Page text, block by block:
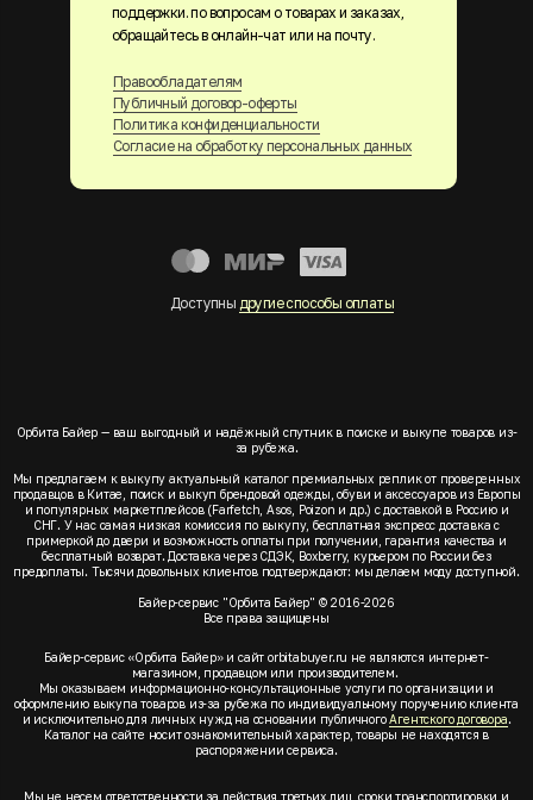
Правообладателям
Публичный договор-оферты
Политика конфиденциальности
Согласие на обработку персональных данных
Доступны другие способы оплаты
поддержки. по вопросам о товарах и заказах,
обращайтесь в онлайн-чат или на почту.
Орбита Байер — ваш выгодный и надёжный спутник в поиске и выкупе товаров из-
за рубежа.
Мы предлагаем к выкупу актуальный каталог премиальных реплик от проверенных
продавцов в Китае, поиск и выкуп брендовой одежды, обуви и аксессуаров из Европы
и популярных маркетплейсов (Farfetch, Asos, Poizon и др.) с доставкой в Россию и
СНГ. У нас самая низкая комиссия по выкупу, бесплатная экспресс доставка с
примеркой до двери и возможность оплаты при получении, гарантия качества и
бесплатный возврат. Доставка через СДЭК, Boxberry, курьером по России без
предоплаты. Тысячи довольных клиентов подтверждают: мы делаем моду доступной.
Байер-сервис "Орбита Байер" © 2016-2026
Все права защищены
Байер-сервис «Орбита Байер» и сайт orbitabuyer.ru не являются интернет-
магазином, продавцом или производителем.
Мы оказываем информационно-консультационные услуги по организации и
оформлению выкупа товаров из-за рубежа по индивидуальному поручению клиента
и исключительно для личных нужд на основании публичногоАгентского договора.
Каталог на сайте носит ознакомительный характер, товары не находятся в
распоряжении сервиса.
Мы не несем ответственности за действия третьих лиц, сроки транспортировки и